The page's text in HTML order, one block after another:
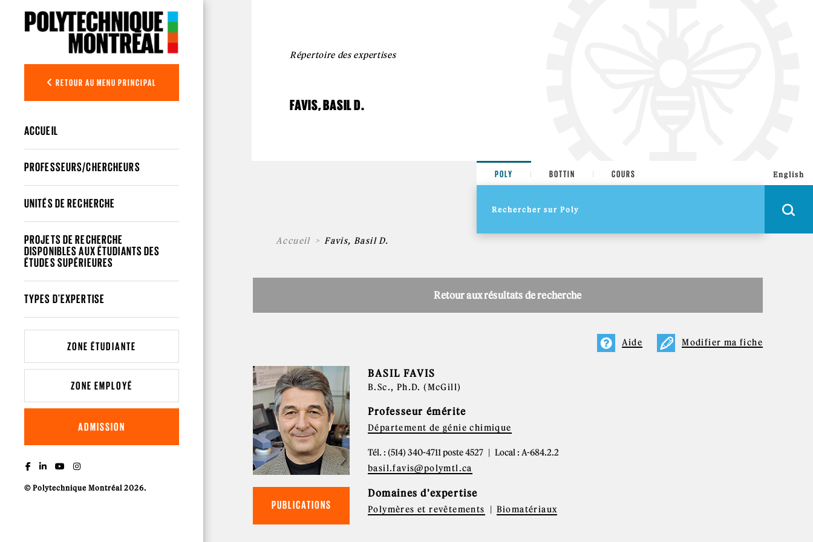
RETOUR AU MENU PRINCIPAL
ACCUEIL
PROFESSEURS/CHERCHEURS
UNITÉS DE RECHERCHE
PROJETS DE RECHERCHE
DISPONIBLES AUX ÉTUDIANTS DES
ÉTUDES SUPÉRIEURES
TYPES D'EXPERTISE
ZONE ÉTUDIANTE
ZONE EMPLOYÉ
ADMISSION
© Polytechnique Montréal 2026.
Répertoire des expertises
FAVIS, BASIL D.
POLY BOTTIN COURS English
Accueil Favis, Basil D.
Retour aux résultats de recherche
Modifier ma fiche
Aide
PUBLICATIONS
BASIL FAVIS
B.Sc., Ph.D. (McGill)
Professeur émérite
Département de génie chimique
Tél. : (514) 340-4711 poste 4527
Local : A-684.2.2
basil.favis@polymtl.ca
Domaines d'expertise
Polymères et revêtements Biomatériaux